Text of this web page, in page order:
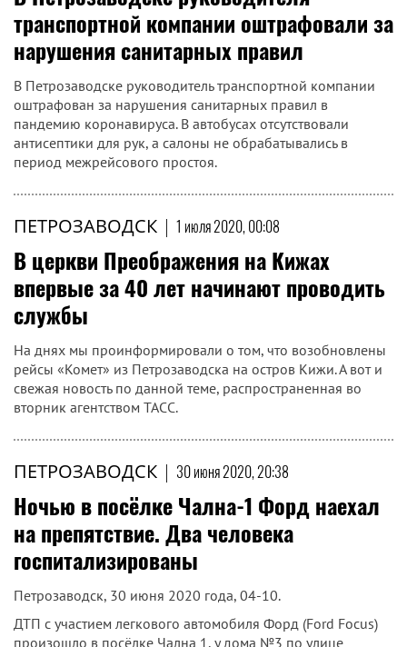
транспортной компании оштрафовали за
нарушения санитарных правил
В Петрозаводске руководитель транспортной компании
оштрафован за нарушения санитарных правил в
пандемию коронавируса. В автобусах отсутствовали
антисептики для рук, а салоны не обрабатывались в
период межрейсового простоя.
ПЕТРОЗАВОДСК | 1 июля 2020, 00:08
В церкви Преображения на Кижах
впервые за 40 лет начинают проводить
службы
На днях мы проинформировали о том, что возобновлены
рейсы «Комет» из Петрозаводска на остров Кижи. А вот и
свежая новость по данной теме, распространенная во
вторник агентством ТАСС.
ПЕТРОЗАВОДСК | 30 июня 2020, 20:38
Ночью в посёлке Чална-1 Форд наехал
на препятствие. Два человека
госпитализированы
Петрозаводск, 30 июня 2020 года, 04-10.
ДТП с участием легкового автомобиля Форд (Ford Focus)
произошло в посёлке Чална 1, у дома №3 по улице